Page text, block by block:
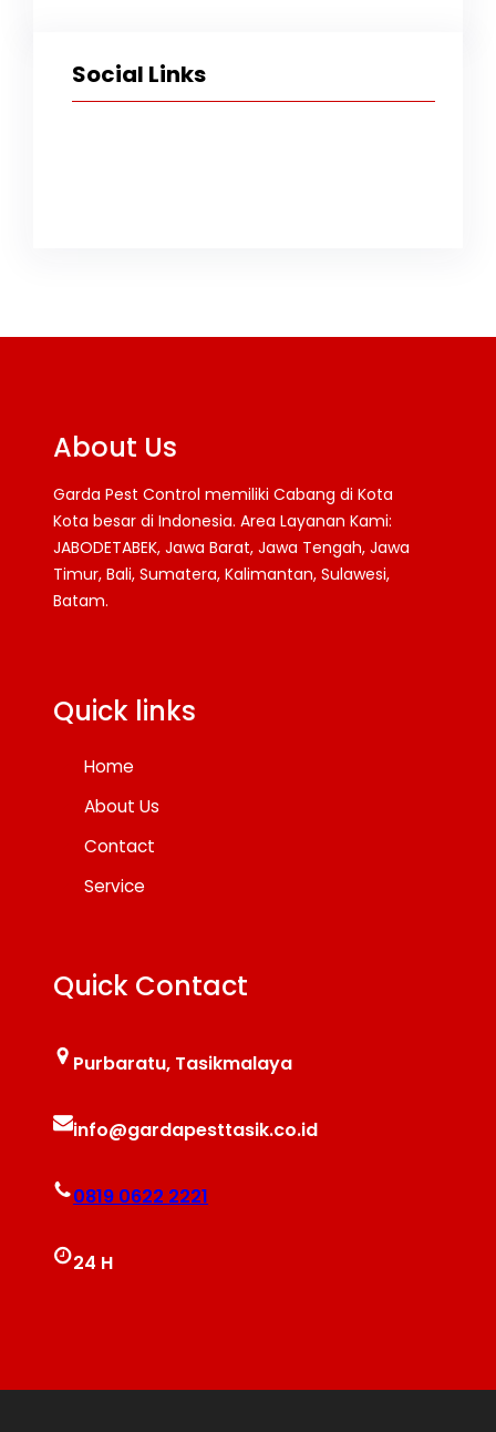
Social Links
About Us
Garda Pest Control memiliki Cabang di Kota
Kota besar di Indonesia. Area Layanan Kami:
JABODETABEK, Jawa Barat, Jawa Tengah, Jawa
Timur, Bali, Sumatera, Kalimantan, Sulawesi,
Batam.
Quick links
Home
About Us
Contact
Service
Quick Contact
Purbaratu, Tasikmalaya
info@gardapesttasik.co.id
0819 0622 2221
24 H